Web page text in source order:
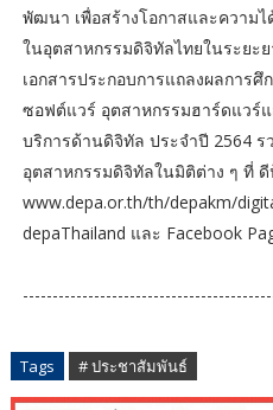
พัฒนา เพื่อสร้างโอกาสและความไ
ในอุตสาหกรรมดิจิทัลไทยในระยะ
เอกสารประกอบการแถลงผลการ
ซอฟต์แวร์ อุตสาหกรรมฮาร์ดแวร์
บริการด้านดิจิทัล ประจำปี 2564 ร
อุตสาหกรรมดิจิทัลในมิติต่าง ๆ ที่
www.depa.or.th/th/depakm/
depaThailand และ Facebook
Tags # ประชาสัมพันธ์